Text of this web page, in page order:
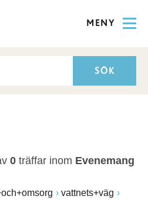
MENY
0 träffar inom Evenemang
vattnets+väg